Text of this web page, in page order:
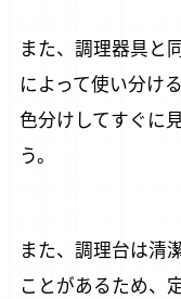
また、調理器具と
によって使い分け
色分けしてすぐに
う。
また、調理台は清
ことがあるため、